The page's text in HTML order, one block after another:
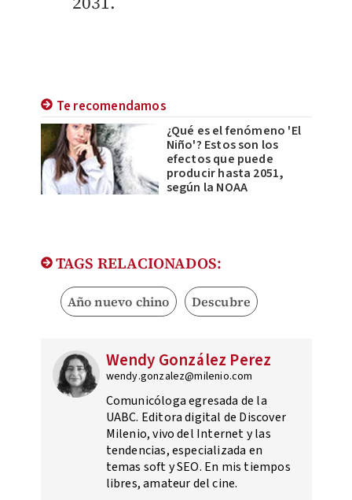
Te recomendamos
¿Qué es el fenómeno 'El
Niño'? Estos son los
efectos que puede
producir hasta 2051,
según la NOAA
TAGS RELACIONADOS:
Año nuevo chino Descubre
Wendy González Perez
wendy.gonzalez@milenio.com
Comunicóloga egresada de la
UABC. Editora digital de Discover
Milenio, vivo del Internet y las
tendencias, especializada en
temas soft y SEO. En mis tiempos
libres, amateur del cine.